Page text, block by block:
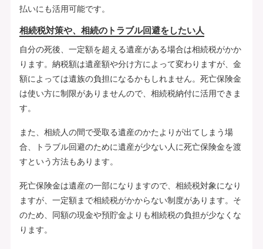
払いにも活用可能です。
相続税対策や、相続のトラブル回避をしたい人
自分の死後、一定額を超える遺産がある場合は相続税がかか
ります。納税額は遺産額や分け方によって変わりますが、金
額によっては遺族の負担になるかもしれません。死亡保険金
は使い方に制限がありませんので、相続税納付に活用できま
す。
また、相続人の間で受取る遺産のかたよりが出てしまう場
合、トラブル回避のために遺産が少ない人に死亡保険金を渡
すという方法もあります。
死亡保険金は遺産の一部になりますので、相続税対象になり
ますが、一定額まで相続税がかからない制度があります。そ
のため、同額の現金や預貯金よりも相続税の負担が少なくな
ります。